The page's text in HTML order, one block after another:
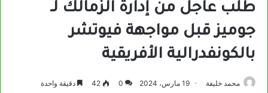
طلب عاجل من إدارة الزمالك لـ
جوميز قبل مواجهة فيوتشر
بالكونفدرالية الأفريقية
محمد خليفة 19 مارس، 2024 0
42 دقيقة واحدة